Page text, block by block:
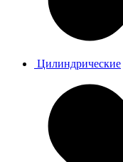
Цилиндрические